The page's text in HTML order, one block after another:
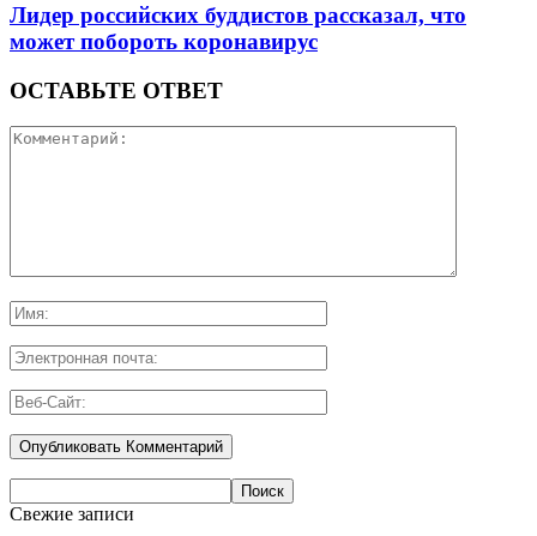
Лидер российских буддистов рассказал, что
может побороть коронавирус
ОСТАВЬТЕ ОТВЕТ
Свежие записи